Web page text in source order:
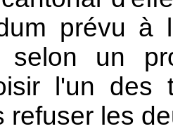
prévu
un
l'un des
refuser les